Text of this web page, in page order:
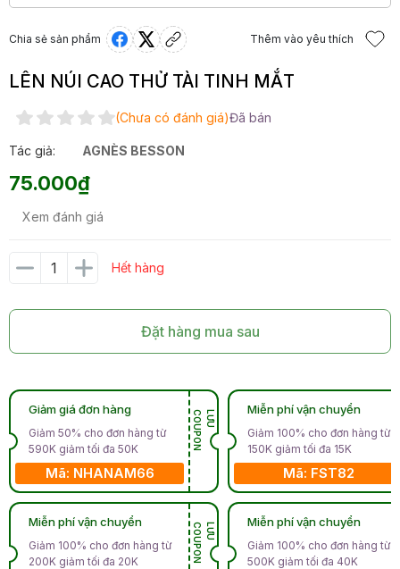
Chia sẻ sản phẩm Thêm vào yêu thích
LÊN NÚI CAO THỬ TÀI TINH MẮT
(Chưa có đánh giá)Đã bán
Tác giả: AGNÈS BESSON
75.000₫
Xem đánh giá
Hết hàng
Đặt hàng mua sau
Giảm giá đơn hàng
Giảm 50% cho đơn hàng từ
590K giảm tối đa 50K
Mã: NHANAM66
L
Ư
U
C
O
U
P
O
N
Miễn phí vận chuyển
Giảm 100% cho đơn hàng từ
200K giảm tối đa 20K
L
Ư
U
C
O
U
P
O
N
Miễn phí vận chuyển
Giảm 100% cho đơn hàng từ
150K giảm tối đa 15K
Mã: FST82
Miễn phí vận chuyển
Giảm 100% cho đơn hàng từ
500K giảm tối đa 40K